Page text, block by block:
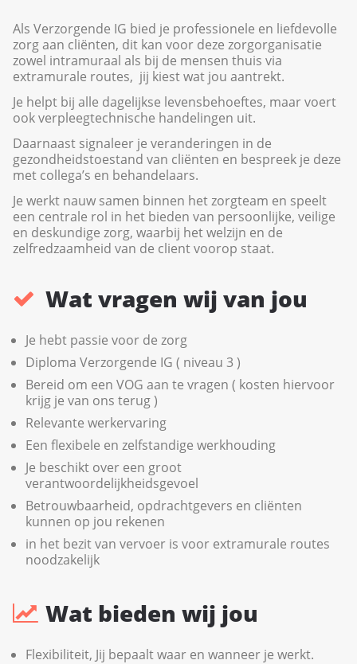
Als Verzorgende IG bied je professionele en liefdevolle
zorg aan cliënten, dit kan voor deze zorgorganisatie
zowel intramuraal als bij de mensen thuis via
extramurale routes, jij kiest wat jou aantrekt.
Je helpt bij alle dagelijkse levensbehoeftes, maar voert
ook verpleegtechnische handelingen uit.
Daarnaast signaleer je veranderingen in de
gezondheidstoestand van cliënten en bespreek je deze
met collega’s en behandelaars.
Je werkt nauw samen binnen het zorgteam en speelt
een centrale rol in het bieden van persoonlijke, veilige
en deskundige zorg, waarbij het welzijn en de
zelfredzaamheid van de client voorop staat.
Wat vragen wij van jou
Je hebt passie voor de zorg
Diploma Verzorgende IG ( niveau 3 )
Bereid om een VOG aan te vragen ( kosten hiervoor
krijg je van ons terug )
Relevante werkervaring
Een flexibele en zelfstandige werkhouding
Je beschikt over een groot
verantwoordelijkheidsgevoel
Betrouwbaarheid, opdrachtgevers en cliënten
kunnen op jou rekenen
in het bezit van vervoer is voor extramurale routes
noodzakelijk
Wat bieden wij jou
Flexibiliteit, Jij bepaalt waar en wanneer je werkt.